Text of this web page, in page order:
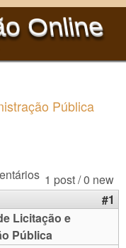
Online
Pública
1 post / 0 new
#1
Licitação e
Pública